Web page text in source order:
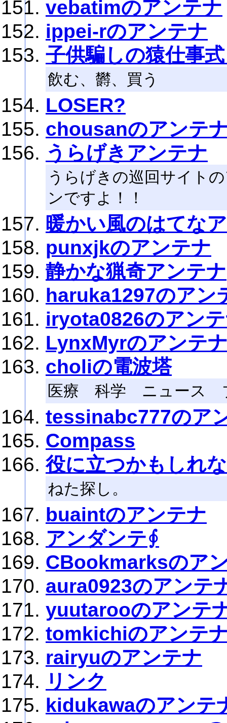
vebatimのアンテナ
ippei-rのアンテナ
子供騙しの猿仕事
飲む、欝、買う
LOSER?
chousanのアンテ
うらげきアンテナ
うらげきの巡回サイト
ンですよ！！
暖かい風のはてな
punxjkのアンテナ
静かな猟奇アンテナ
haruka1297のアン
iryota0826のアン
LynxMyrのアンテ
choliの電波塔
医療 科学 ニュース
tessinabc777のア
Compass
役に立つかもしれ
ねた探し。
buaintのアンテナ
アンダンテ∮
CBookmarksのア
aura0923のアンテ
yuutarooのアンテ
tomkichiのアンテ
rairyuのアンテナ
リンク
kidukawaのアンテ